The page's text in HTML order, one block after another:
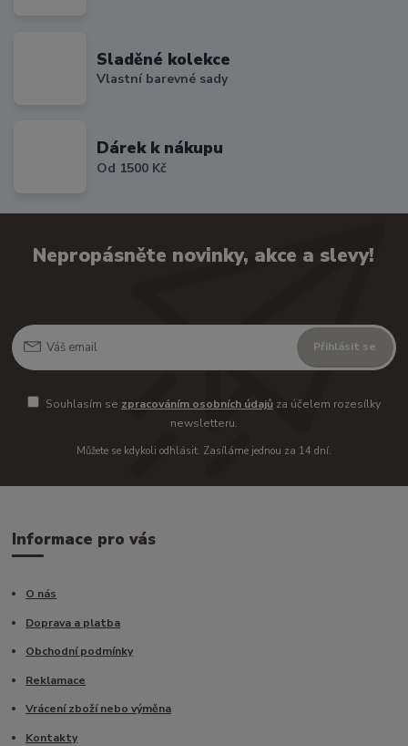
Sladěné kolekce
Vlastní barevné sady
Dárek k nákupu
Od 1500 Kč
Nepropásněte novinky, akce a slevy!
Přihlásit se
Souhlasím se zpracováním osobních údajůza účelem rozesílky
newsletteru.
Můžete se kdykoli odhlásit. Zasíláme jednou za 14 dní.
Informace pro vás
O nás
Doprava a platba
Obchodní podmínky
Reklamace
Vrácení zboží nebo výměna
Kontakty